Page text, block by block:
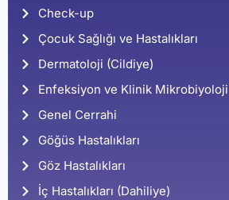
Check-up
Çocuk Sağlığı ve Hastalıkları
Dermatoloji (Cildiye)
Enfeksiyon ve Klinik Mikrobiyoloji
Genel Cerrahi
Göğüs Hastalıkları
Göz Hastalıkları
İç Hastalıkları (Dahiliye)